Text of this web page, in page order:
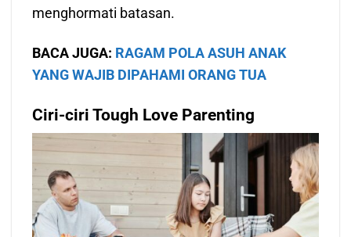
menghormati batasan.
BACA JUGA: RAGAM POLA ASUH ANAK
YANG WAJIB DIPAHAMI ORANG TUA
Ciri-ciri Tough Love Parenting